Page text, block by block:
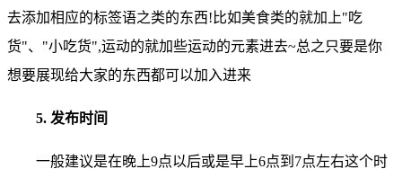
去添加相应的标签语之类的东西!比如美食类的就加上"吃
货"、"小吃货",运动的就加些运动的元素进去~总之只要是你
想要展现给大家的东西都可以加入进来
5. 发布时间
一般建议是在晚上9点以后或是早上6点到7点左右这个时